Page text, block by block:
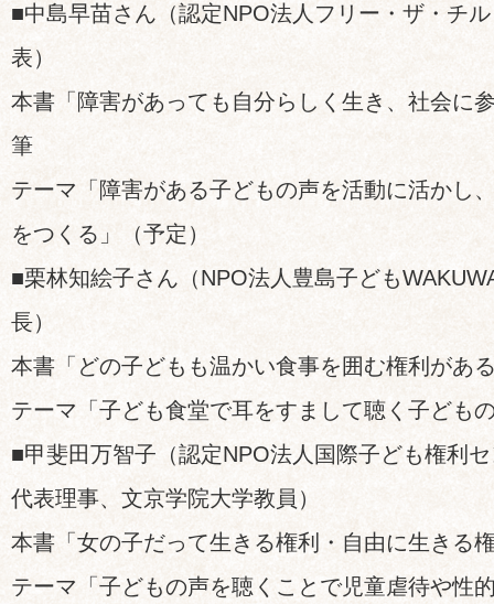
■中島早苗さん（認定NPO法人フリー・ザ・チ
表）
本書「障害があっても自分らしく生き、社会に
筆
テーマ「障害がある子どもの声を活動に活かし
をつくる」（予定）
■栗林知絵子さん（NPO法人豊島子ども
長）
本書「どの子どもも温かい食事を囲む権利があ
テーマ「子ども食堂で耳をすまして聴く子ども
■甲斐田万智子（認定NPO法人国際子ども権利
代表理事、文京学院大学教員）
本書「女の子だって生きる権利・自由に生きる
テーマ「子どもの声を聴くことで児童虐待や性